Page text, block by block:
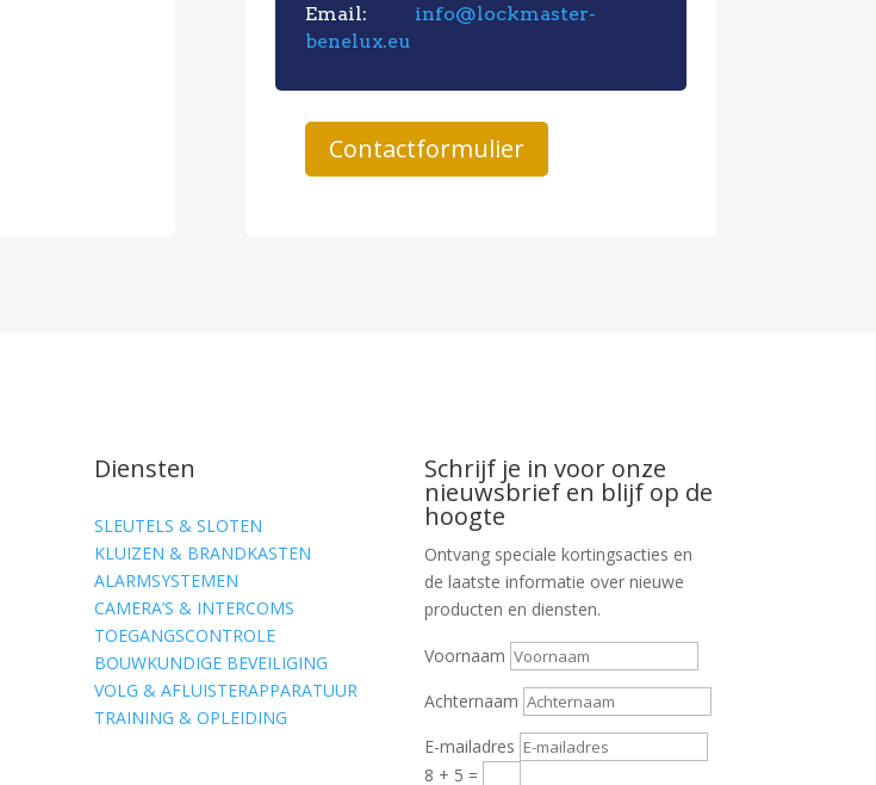
Email: info@lockmaster-
benelux.eu
Contactformulier
Diensten
SLEUTELS & SLOTEN
KLUIZEN & BRANDKASTEN
ALARMSYSTEMEN
CAMERA’S & INTERCOMS
TOEGANGSCONTROLE
BOUWKUNDIGE BEVEILIGING
VOLG & AFLUISTERAPPARATUUR
TRAINING & OPLEIDING
Schrijf je in voor onze
nieuwsbrief en blijf op de
hoogte
Ontvang speciale kortingsacties en
de laatste informatie over nieuwe
producten en diensten.
Voornaam
Achternaam
E-mailadres
8 + 5 =